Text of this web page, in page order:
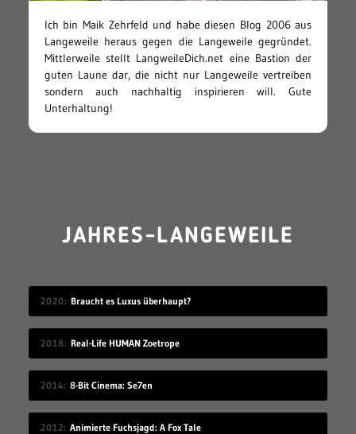
Ich bin Maik Zehrfeld und habe diesen Blog 2006 aus
Langeweile heraus gegen die Langeweile gegründet.
Mittlerweile stellt LangweileDich.net eine Bastion der
guten Laune dar, die nicht nur Langeweile vertreiben
sondern auch nachhaltig inspirieren will. Gute
Unterhaltung!
JAHRES-LANGEWEILE
2020 Braucht es Luxus überhaupt?
2018 Real-Life HUMAN Zoetrope
2014 8-Bit Cinema: Se7en
2012 Animierte Fuchsjagd: A Fox Tale